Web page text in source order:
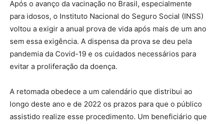
Após o avanço da vacinação no Brasil, especialmente
para idosos, o Instituto Nacional do Seguro Social (INSS)
voltou a exigir a anual prova de vida após mais de um ano
sem essa exigência. A dispensa da prova se deu pela
pandemia da Covid-19 e os cuidados necessários para
evitar a proliferação da doença.
A retomada obedece a um calendário que distribui ao
longo deste ano e de 2022 os prazos para que o público
assistido realize esse procedimento. Um beneficiário que